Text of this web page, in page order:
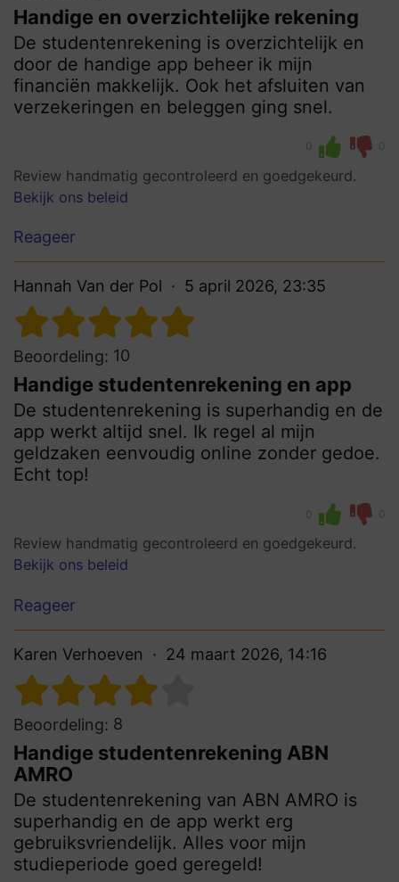
Handige en overzichtelijke rekening
De studentenrekening is overzichtelijk en
door de handige app beheer ik mijn
financiën makkelijk. Ook het afsluiten van
verzekeringen en beleggen ging snel.
0 0
Review handmatig gecontroleerd en goedgekeurd.
Bekijk ons beleid
Reageer
Hannah Van der Pol 5 april 2026, 23:35
Beoordeling: 10
Handige studentenrekening en app
De studentenrekening is superhandig en de
app werkt altijd snel. Ik regel al mijn
geldzaken eenvoudig online zonder gedoe.
Echt top!
0 0
Review handmatig gecontroleerd en goedgekeurd.
Bekijk ons beleid
Reageer
Karen Verhoeven 24 maart 2026, 14:16
Beoordeling: 8
Handige studentenrekening ABN
AMRO
De studentenrekening van ABN AMRO is
superhandig en de app werkt erg
gebruiksvriendelijk. Alles voor mijn
studieperiode goed geregeld!